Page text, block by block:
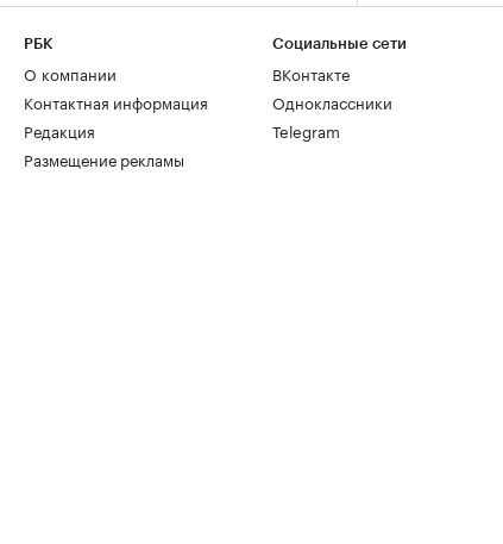
РБК
О компании
Контактная информация
Редакция
Размещение рекламы
Социальные сети
ВКонтакте
Одноклассники
Telegram